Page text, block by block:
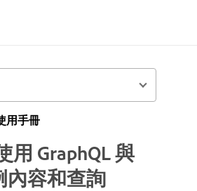
用手冊
用 GraphQL 與
內容和查詢